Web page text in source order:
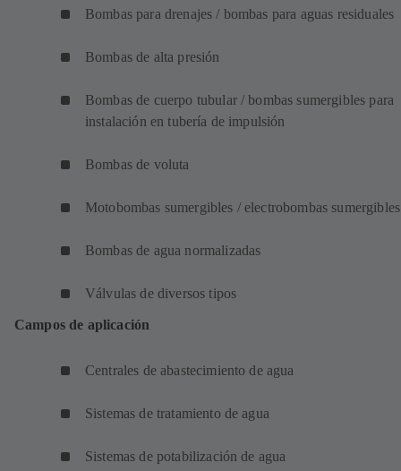
Bombas para drenajes / bombas para aguas residuales
Bombas de alta presión
Bombas de cuerpo tubular / bombas sumergibles para
instalación en tubería de impulsión
Bombas de voluta
Motobombas sumergibles / electrobombas sumergibles
Bombas de agua normalizadas
Válvulas de diversos tipos
Campos de aplicación
Centrales de abastecimiento de agua
Sistemas de tratamiento de agua
Sistemas de potabilización de agua